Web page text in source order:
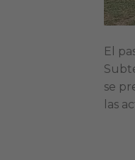
El
se
las